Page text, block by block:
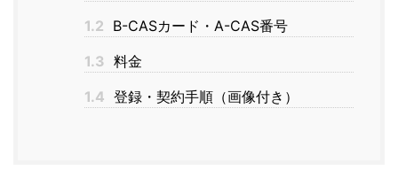
1.2 B-CASカード・A-CAS番号
1.3 料金
1.4 登録・契約手順（画像付き）